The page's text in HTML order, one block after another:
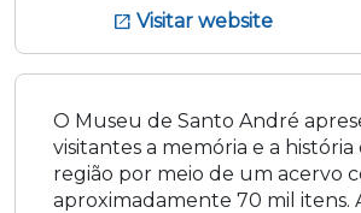
open_in_new Visitar website
O Museu de Santo André
visitantes a memória e a história
região por meio de um acervo
aproximadamente 70 mil itens.